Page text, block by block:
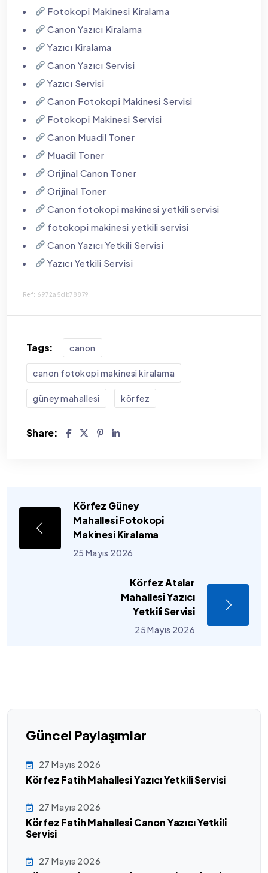
Fotokopi Makinesi Kiralama
Canon Yazıcı Kiralama
Yazıcı Kiralama
Canon Yazıcı Servisi
Yazıcı Servisi
Canon Fotokopi Makinesi Servisi
Fotokopi Makinesi Servisi
Canon Muadil Toner
Muadil Toner
Orijinal Canon Toner
Orijinal Toner
Canon fotokopi makinesi yetkili servisi
fotokopi makinesi yetkili servisi
Canon Yazıcı Yetkili Servisi
Yazıcı Yetkili Servisi
Ref: 6972a5db78879
Tags: canon
canon fotokopi makinesi kiralama
güney mahallesi körfez
Share:
Körfez Güney
Mahallesi Fotokopi
Makinesi Kiralama
25 Mayıs 2026
Körfez Atalar
Mahallesi Yazıcı
Yetkili Servisi
25 Mayıs 2026
Güncel Paylaşımlar
27 Mayıs 2026
Körfez Fatih Mahallesi Yazıcı Yetkili Servisi
27 Mayıs 2026
Körfez Fatih Mahallesi Canon Yazıcı Yetkili
Servisi
27 Mayıs 2026